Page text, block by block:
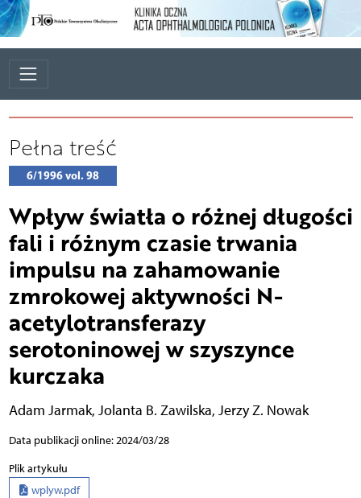
Pełna treść
6/1996 vol. 98
Wpływ światła o różnej długości
fali i różnym czasie trwania
impulsu na zahamowanie
zmrokowej aktywności N-
acetylotransferazy
serotoninowej w szyszynce
kurczaka
Adam Jarmak, Jolanta B. Zawilska, Jerzy Z. Nowak
Data publikacji online: 2024/03/28
Plik artykułu
wplyw.pdf